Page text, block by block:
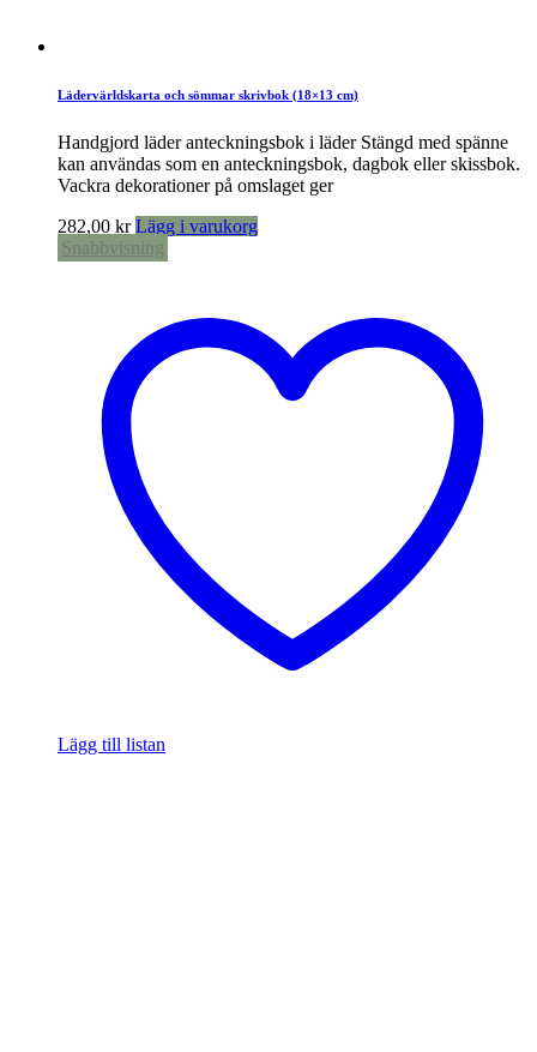
Lädervärldskarta och sömmar skrivbok (18×13 cm)
Handgjord läder anteckningsbok i läder Stängd med spänne
kan användas som en anteckningsbok, dagbok eller skissbok.
Vackra dekorationer på omslaget ger
282,00 kr Lägg i varukorg
Snabbvisning
Lägg till listan